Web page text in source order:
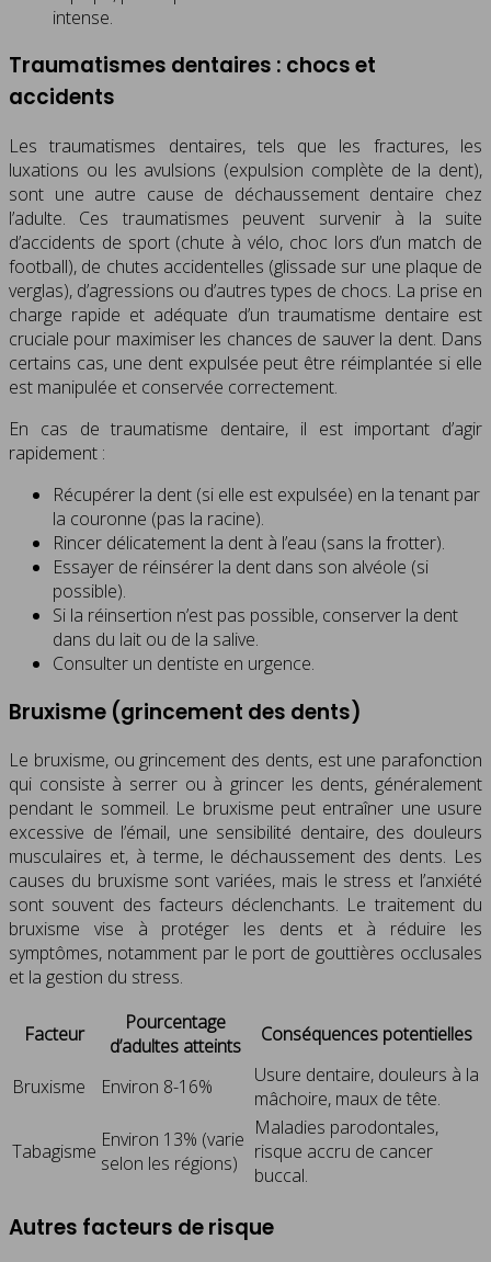
intense.
Traumatismes dentaires : chocs et
accidents
Les traumatismes dentaires, tels que les fractures, les
luxations ou les avulsions (expulsion complète de la dent),
sont une autre cause de déchaussement dentaire chez
l’adulte. Ces traumatismes peuvent survenir à la suite
d’accidents de sport (chute à vélo, choc lors d’un match de
football), de chutes accidentelles (glissade sur une plaque de
verglas), d’agressions ou d’autres types de chocs. La prise en
charge rapide et adéquate d’un traumatisme dentaire est
cruciale pour maximiser les chances de sauver la dent. Dans
certains cas, une dent expulsée peut être réimplantée si elle
est manipulée et conservée correctement.
En cas de traumatisme dentaire, il est important d’agir
rapidement :
Récupérer la dent (si elle est expulsée) en la tenant par
la couronne (pas la racine).
Rincer délicatement la dent à l’eau (sans la frotter).
Essayer de réinsérer la dent dans son alvéole (si
possible).
Si la réinsertion n’est pas possible, conserver la dent
dans du lait ou de la salive.
Consulter un dentiste en urgence.
Bruxisme (grincement des dents)
Le bruxisme, ou grincement des dents, est une parafonction
qui consiste à serrer ou à grincer les dents, généralement
pendant le sommeil. Le bruxisme peut entraîner une usure
excessive de l’émail, une sensibilité dentaire, des douleurs
musculaires et, à terme, le déchaussement des dents. Les
causes du bruxisme sont variées, mais le stress et l’anxiété
sont souvent des facteurs déclenchants. Le traitement du
bruxisme vise à protéger les dents et à réduire les
symptômes, notamment par le port de gouttières occlusales
et la gestion du stress.
Facteur
Pourcentage
d’adultes atteints
Conséquences potentielles
Bruxisme Environ 8-16%
Usure dentaire, douleurs à la
mâchoire, maux de tête.
Tabagisme Environ 13% (varie
selon les régions)
Maladies parodontales,
risque accru de cancer
buccal.
Autres facteurs de risque